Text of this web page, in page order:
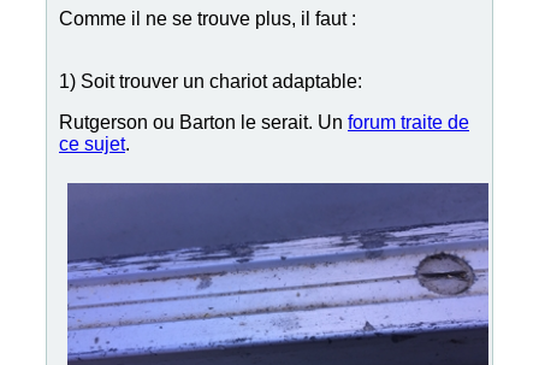
Comme il ne se trouve plus, il faut :
1) Soit trouver un chariot adaptable:
Rutgerson ou Barton le serait. Un forum traite de
ce sujet.